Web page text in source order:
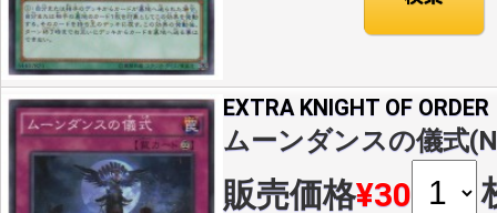
EXTRA KNIGHT OF ORDER
ムーンダンスの儀式
販売価格¥30